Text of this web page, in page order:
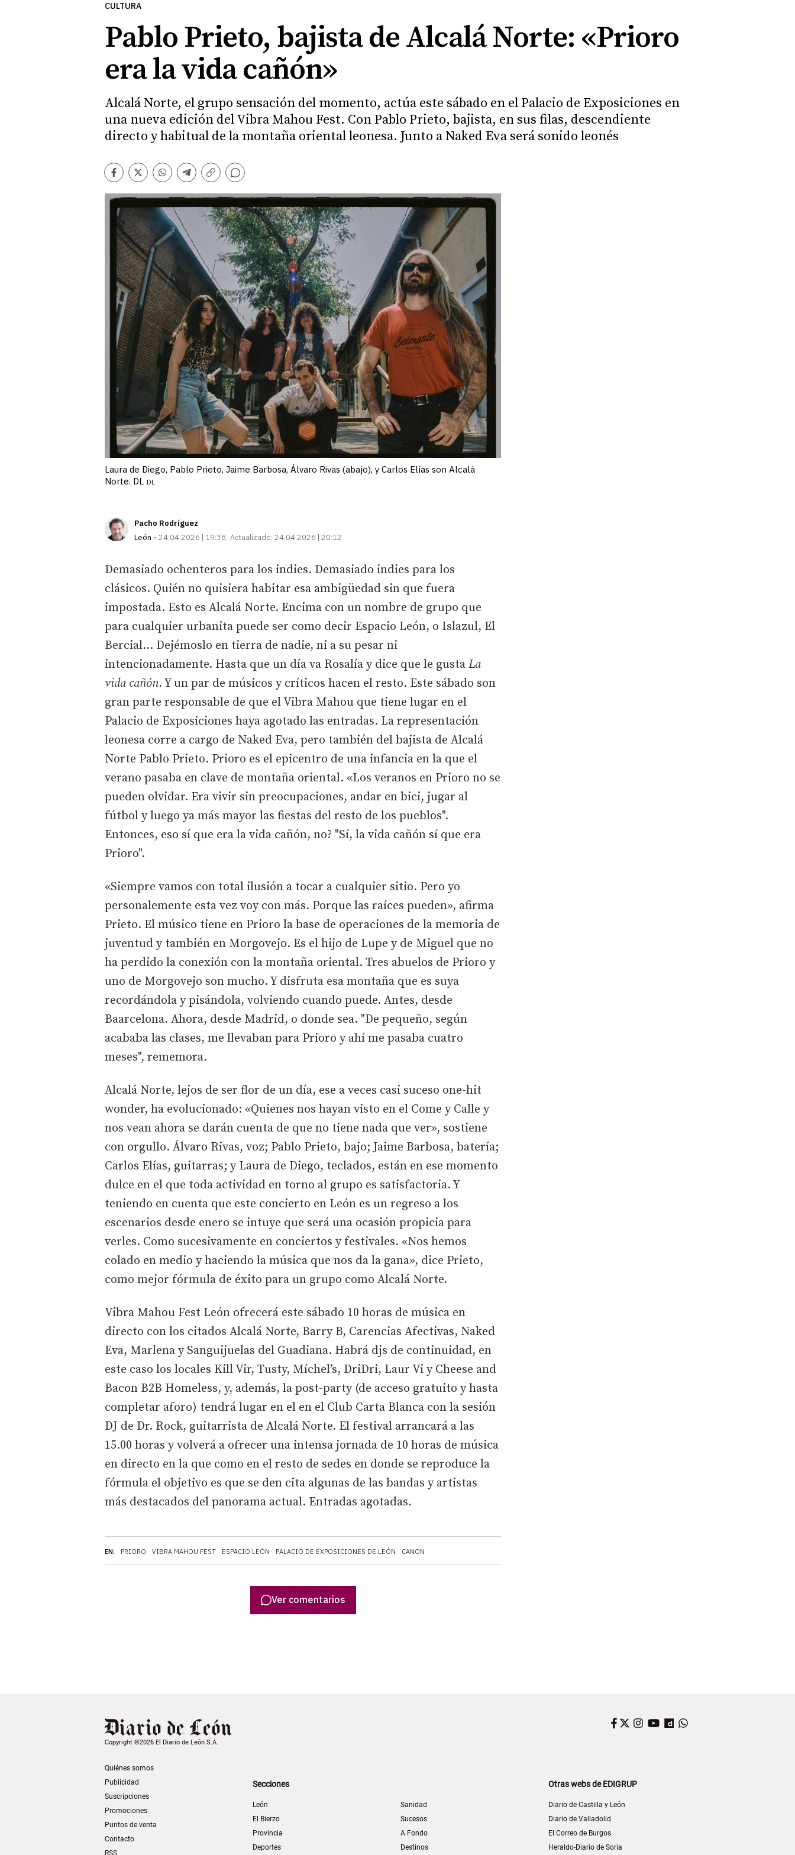
CULTURA
Pablo Prieto, bajista de Alcalá Norte: «Prioro
era la vida cañón»
Alcalá Norte, el grupo sensación del momento, actúa este sábado en el Palacio de Exposiciones en
una nueva edición del Vibra Mahou Fest. Con Pablo Prieto, bajista, en sus filas, descendiente
directo y habitual de la montaña oriental leonesa. Junto a Naked Eva será sonido leonés
Facebook
TwitterWhatsapp
Telegram
Copiar
enlace
Comentarios
Laura de Diego, Pablo Prieto, Jaime Barbosa, Álvaro Rivas (abajo), y Carlos Elías son Alcalá
Norte. DL DL
Pacho Rodríguez
León
24.04.2026 | 19:38 Actualizado: 24.04.2026 | 20:12
EN: PRIORO VIBRA MAHOU FEST ESPACIO LEÓN PALACIO DE EXPOSICIONES DE LEÓN CANON
Demasiado ochenteros para los indies. Demasiado indies para los
clásicos. Quién no quisiera habitar esa ambigüedad sin que fuera
impostada. Esto es Alcalá Norte. Encima con un nombre de grupo que
para cualquier urbanita puede ser como decir Espacio León, o Islazul, El
Bercial... Dejémoslo en tierra de nadie, ni a su pesar ni
intencionadamente. Hasta que un día va Rosalía y dice que le gusta La
vida cañón. Y un par de músicos y críticos hacen el resto. Este sábado son
gran parte responsable de que el Vibra Mahou que tiene lugar en el
Palacio de Exposiciones haya agotado las entradas. La representación
leonesa corre a cargo de Naked Eva, pero también del bajista de Alcalá
Norte Pablo Prieto. Prioro es el epicentro de una infancia en la que el
verano pasaba en clave de montaña oriental. «Los veranos en Prioro no se
pueden olvidar. Era vivir sin preocupaciones, andar en bici, jugar al
fútbol y luego ya más mayor las fiestas del resto de los pueblos".
Entonces, eso sí que era la vida cañón, no? "Sí, la vida cañón sí que era
Prioro".
«Siempre vamos con total ilusión a tocar a cualquier sitio. Pero yo
personalemente esta vez voy con más. Porque las raíces pueden», afirma
Prieto. El músico tiene en Prioro la base de operaciones de la memoria de
juventud y también en Morgovejo. Es el hijo de Lupe y de Miguel que no
ha perdido la conexión con la montaña oriental. Tres abuelos de Prioro y
uno de Morgovejo son mucho. Y disfruta esa montaña que es suya
recordándola y pisándola, volviendo cuando puede. Antes, desde
Baarcelona. Ahora, desde Madrid, o donde sea. "De pequeño, según
acababa las clases, me llevaban para Prioro y ahí me pasaba cuatro
meses", rememora.
Alcalá Norte, lejos de ser flor de un día, ese a veces casi suceso one-hit
wonder, ha evolucionado: «Quienes nos hayan visto en el Come y Calle y
nos vean ahora se darán cuenta de que no tiene nada que ver», sostiene
con orgullo. Álvaro Rivas, voz; Pablo Prieto, bajo; Jaime Barbosa, batería;
Carlos Elías, guitarras; y Laura de Diego, teclados, están en ese momento
dulce en el que toda actividad en torno al grupo es satisfactoria. Y
teniendo en cuenta que este concierto en León es un regreso a los
escenarios desde enero se intuye que será una ocasión propicia para
verles. Como sucesivamente en conciertos y festivales. «Nos hemos
colado en medio y haciendo la música que nos da la gana», dice Prieto,
como mejor fórmula de éxito para un grupo como Alcalá Norte.
Vibra Mahou Fest León ofrecerá este sábado 10 horas de música en
directo con los citados Alcalá Norte, Barry B, Carencias Afectivas, Naked
Eva, Marlena y Sanguijuelas del Guadiana. Habrá djs de continuidad, en
este caso los locales Kill Vir, Tusty, Míchel’s, DriDri, Laur Vi y Cheese and
Bacon B2B Homeless, y, además, la post-party (de acceso gratuito y hasta
completar aforo) tendrá lugar en el en el Club Carta Blanca con la sesión
DJ de Dr. Rock, guitarrista de Alcalá Norte. El festival arrancará a las
15.00 horas y volverá a ofrecer una intensa jornada de 10 horas de música
en directo en la que como en el resto de sedes en donde se reproduce la
fórmula el objetivo es que se den cita algunas de las bandas y artistas
más destacados del panorama actual. Entradas agotadas.
Ver comentarios
Copyright ©2026 El Diario de León S.A.
Quiénes somos
Publicidad
Suscripciones
Promociones
Puntos de venta
Contacto
RSS
Facebook
Twitter
Instagram
YouTube
Dailymotion
Secciones
León
El Bierzo
Provincia
Deportes
Sanidad
Sucesos
A Fondo
Destinos
Otras webs de EDIGRUP
Diario de Castilla y León
Diario de Valladolid
El Correo de Burgos
Heraldo-Diario de Soria